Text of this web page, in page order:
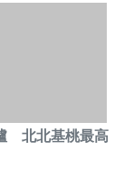
北北基桃最高